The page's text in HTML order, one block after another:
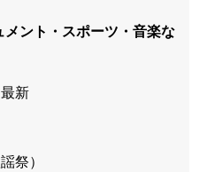
ント・スポーツ・音楽な
新
祭）